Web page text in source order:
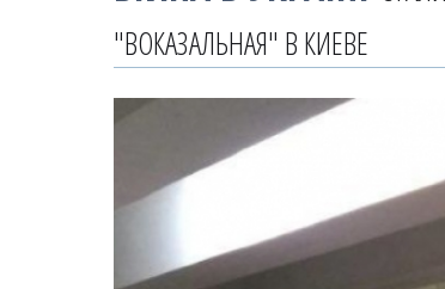
"ВОКАЗАЛЬНАЯ" В КИЕВЕ